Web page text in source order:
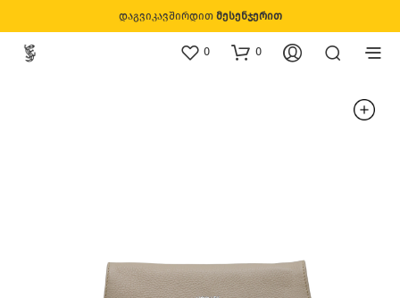
დაგვიკავშირდით მესენჯერით
0 0